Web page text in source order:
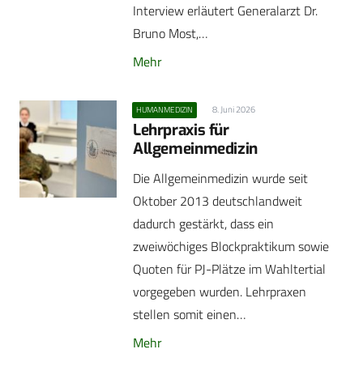
Interview erläutert Generalarzt Dr.
Bruno Most,…
Mehr
HUMANMEDIZIN 8. Juni 2026
Lehrpraxis für
Allgemeinmedizin
Die Allgemeinmedizin wurde seit
Oktober 2013 deutschlandweit
dadurch gestärkt, dass ein
zweiwöchiges Blockpraktikum sowie
Quoten für PJ-Plätze im Wahltertial
vorgegeben wurden. Lehrpraxen
stellen somit einen…
Mehr